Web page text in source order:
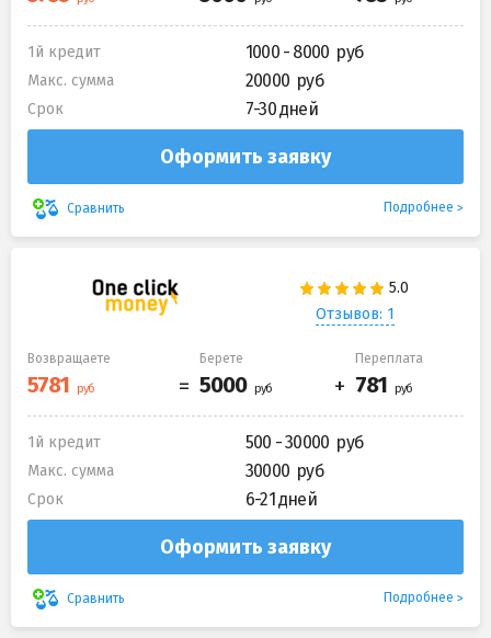
1й кредит 1000 - 8000
Макс. сумма 20000
Срок 7-30 дней
Оформить заявку
Сравнить Подробнее
Отзывов: 1
Возвращаете Берете Переплата
1й кредит 500 - 30000
Макс. сумма 30000
Срок 6-21 дней
Оформить заявку
Сравнить Подробнее